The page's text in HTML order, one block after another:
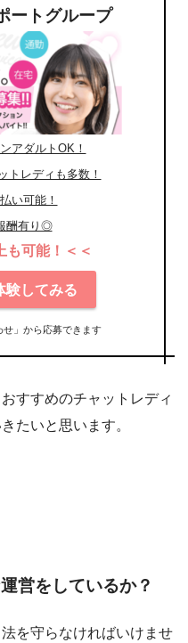
トグループ
アダルトOK！
トレディも多数！
い可能！
酬有り◎
も可能！＜＜
験してみる
」から応募できます
すすめのチャットレディ
たいと思います。
営をしているか？
を守らなければいけませ